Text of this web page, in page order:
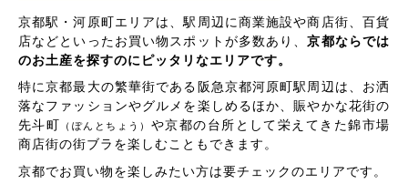
京都駅・河原町エリアは、駅周辺に商業施設や商店街、百貨
店などといったお買い物スポットが多数あり、京都ならでは
のお土産を探すのにピッタリなエリアです。
特に京都最大の繁華街である阪急京都河原町駅周辺は、お洒
落なファッションやグルメを楽しめるほか、賑やかな花街の
先斗町
（ぽんとちょう） や京都の台所として栄えてきた錦市場
商店街の街ブラを楽しむこともできます。
京都でお買い物を楽しみたい方は要チェックのエリアです。